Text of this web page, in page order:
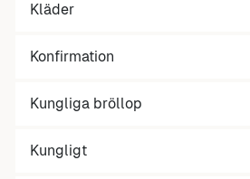
Kläder
Konfirmation
Kungliga bröllop
Kungligt